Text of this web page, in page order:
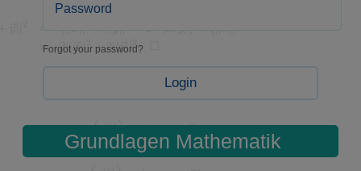
Forgot your password?
Login
Grundlagen Mathematik